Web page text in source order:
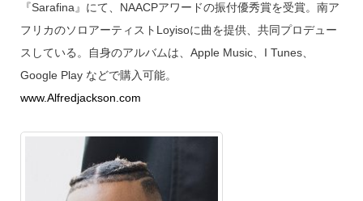
『Sarafina』にて、NAACPアワードの振付優秀賞を受賞。南ア
フリカのソロアーティストLoyisoに曲を提供、共同プロデュー
スしている。自身のアルバムは、Apple Music、I Tunes、
Google Play などで購入可能。
www.Alfredjackson.com